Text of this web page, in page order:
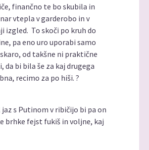
finančno te bo skubila in
vtepla v garderobo in v
izgled. To skoči po kruh do
pa eno uro uporabi samo
od takšne ni praktične
da bi bila še za kaj drugega
recimo za po hiši. ?
jaz s Putinom v ribičijo bi pa on
brhke fejst fukiš in voljne, kaj